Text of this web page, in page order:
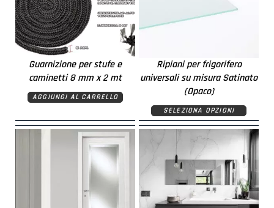
Guarnizione per stufe e
caminetti 8 mm x 2 mt
AGGIUNGI AL CARRELLO
Ripiani per frigorifero
universali su misura Satinato
(Opaco)
SELEZIONA OPZIONI